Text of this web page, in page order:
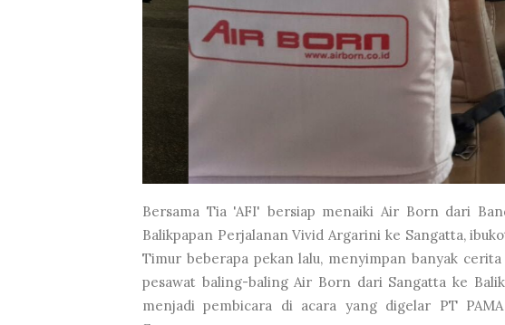
Bersama Tia 'AFI' bersiap menaiki Air Born dari
Balikpapan Perjalanan Vivid Argarini ke Sangatta,
Timur beberapa pekan lalu, menyimpan banyak
pesawat baling-baling Air Born dari Sangatta ke